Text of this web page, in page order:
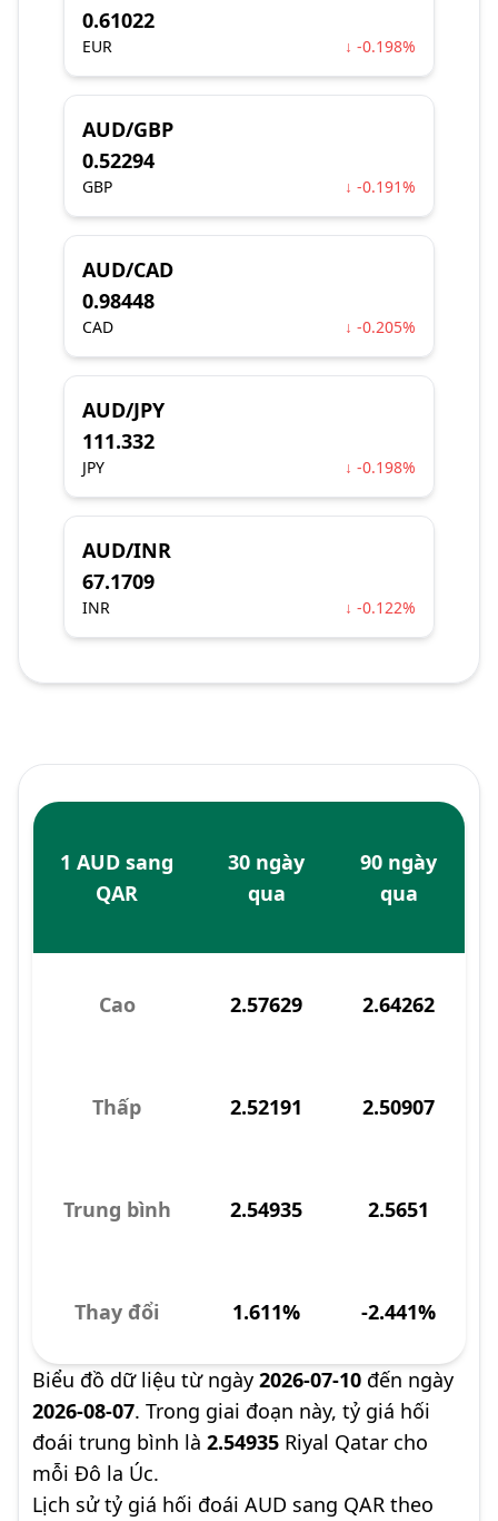
0.61022
EUR ↓ -0.198%
AUD/GBP
0.52294
GBP ↓ -0.191%
AUD/CAD
0.98448
CAD ↓ -0.205%
AUD/JPY
111.332
JPY ↓ -0.198%
AUD/INR
67.1709
INR ↓ -0.122%
1 AUD sang
QAR
30 ngày
qua
90 ngày
qua
Cao 2.57629 2.64262
Thấp 2.52191 2.50907
Trung bình 2.54935 2.5651
Thay đổi 1.611% -2.441%
Biểu đồ dữ liệu từ ngày 2026-07-10 đến ngày
2026-08-07. Trong giai đoạn này, tỷ giá hối
đoái trung bình là 2.54935 Riyal Qatar cho
mỗi Đô la Úc.
Lịch sử tỷ giá hối đoái AUD sang QAR theo